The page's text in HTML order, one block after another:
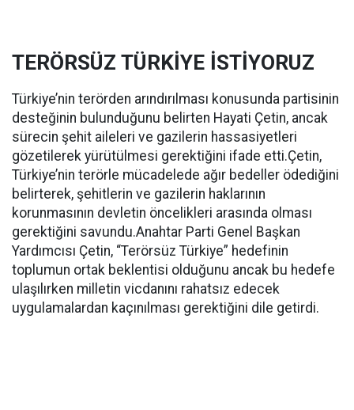
TERÖRSÜZ TÜRKİYE İSTİYORUZ
Türkiye’nin terörden arındırılması konusunda partisinin
desteğinin bulunduğunu belirten Hayati Çetin, ancak
sürecin şehit aileleri ve gazilerin hassasiyetleri
gözetilerek yürütülmesi gerektiğini ifade etti.Çetin,
Türkiye’nin terörle mücadelede ağır bedeller ödediğini
belirterek, şehitlerin ve gazilerin haklarının
korunmasının devletin öncelikleri arasında olması
gerektiğini savundu.Anahtar Parti Genel Başkan
Yardımcısı Çetin, “Terörsüz Türkiye” hedefinin
toplumun ortak beklentisi olduğunu ancak bu hedefe
ulaşılırken milletin vicdanını rahatsız edecek
uygulamalardan kaçınılması gerektiğini dile getirdi.